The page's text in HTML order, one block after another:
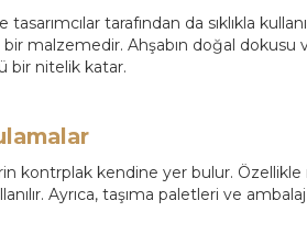
tarafından da sıklıkla
malzemedir. Ahşabın doğal dokusu
bir nitelik katar.
kontrplak kendine yer bulur.
Ayrıca, taşıma paletleri ve